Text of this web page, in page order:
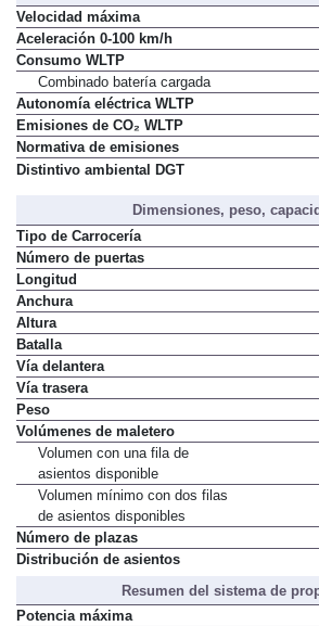
Velocidad máxima
Aceleración 0-100 km/h
Consumo WLTP
Combinado batería cargada
Autonomía eléctrica WLTP
Emisiones de CO₂ WLTP
Normativa de emisiones
Distintivo ambiental DGT
Dimensiones, peso,
Tipo de Carrocería
Número de puertas
Longitud
Anchura
Altura
Batalla
Vía delantera
Vía trasera
Peso
Volúmenes de maletero
Volumen con una fila de
asientos disponible
Volumen mínimo con dos filas
de asientos disponibles
Número de plazas
Distribución de asientos
Resumen del sistema de
Potencia máxima